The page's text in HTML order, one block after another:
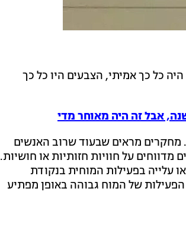
כל כך אמיתי, הצבעים היו כל כך
מחקרים מראים שבעוד שרוב האנשים
בו הם היו "מתים", כ-10% עד 20% מהאנשים מדווחים על חוויות חזותיות או חושיות.
הראו עלייה בפעילות המוחית בנקודת
של המוח גבוהה באופן מפתיע